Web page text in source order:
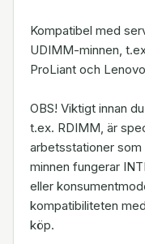
Kompatibel med
UDIMM-minnen,
ProLiant och
OBS! Viktigt innan
t.ex. RDIMM, är
arbetsstationer
minnen fungerar
eller
kompatibiliteten
köp.